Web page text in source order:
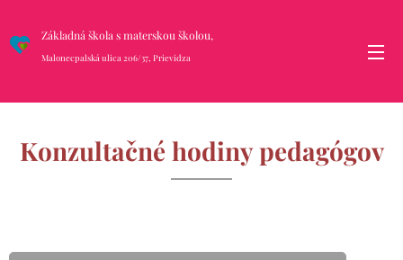
Základná škola s materskou školou,
Malonecpalská ulica 206/37, Prievidza
Konzultačné hodiny pedagógov